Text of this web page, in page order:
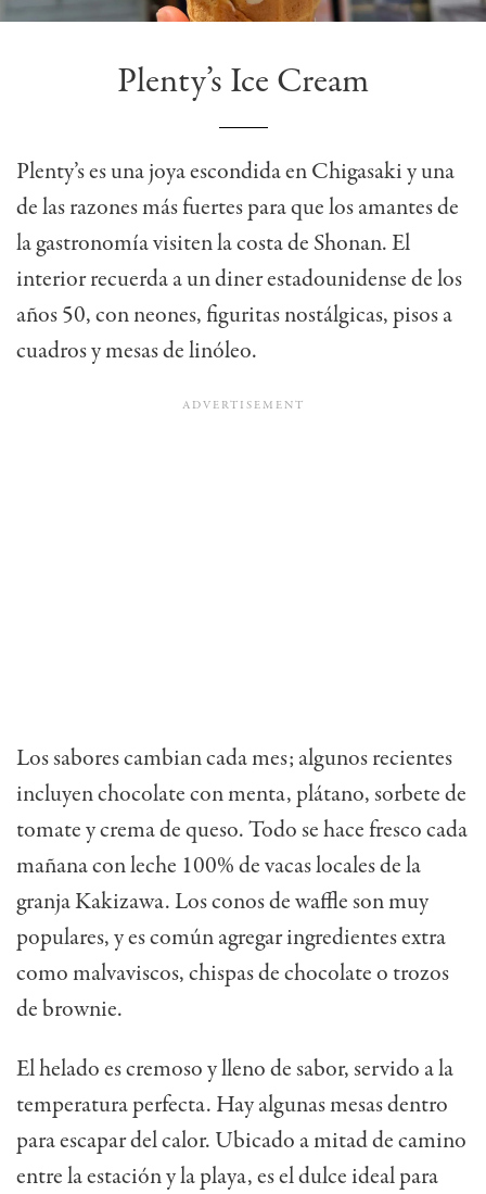
Plenty’s Ice Cream
Plenty’s es una joya escondida en Chigasaki y una
de las razones más fuertes para que los amantes de
la gastronomía visiten la costa de Shonan. El
interior recuerda a un diner estadounidense de los
años 50, con neones, figuritas nostálgicas, pisos a
cuadros y mesas de linóleo.
Los sabores cambian cada mes; algunos recientes
incluyen chocolate con menta, plátano, sorbete de
tomate y crema de queso. Todo se hace fresco cada
mañana con leche 100% de vacas locales de la
granja Kakizawa. Los conos de waffle son muy
populares, y es común agregar ingredientes extra
como malvaviscos, chispas de chocolate o trozos
de brownie.
El helado es cremoso y lleno de sabor, servido a la
temperatura perfecta. Hay algunas mesas dentro
para escapar del calor. Ubicado a mitad de camino
entre la estación y la playa, es el dulce ideal para